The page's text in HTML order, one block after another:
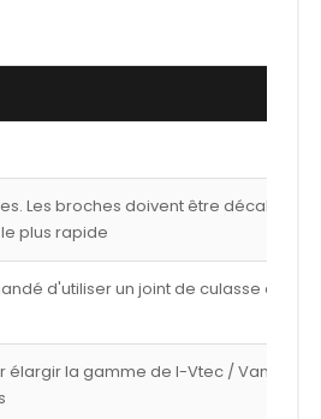
Les broches doivent être décalées de
plus rapide
d'utiliser un joint de culasse de 1,00
la gamme de I-Vtec / Vanos avec